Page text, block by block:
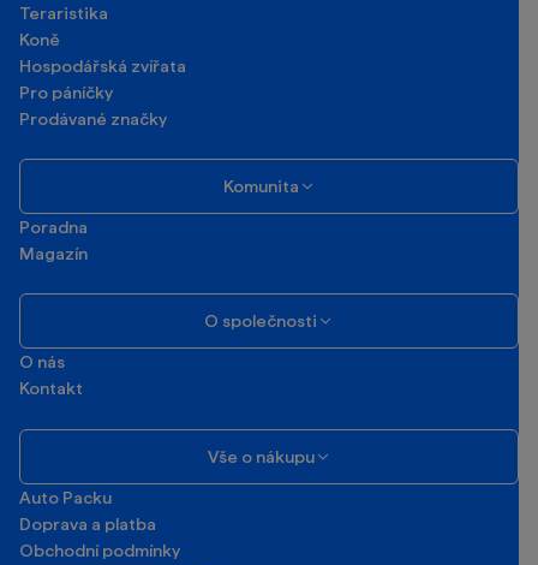
Teraristika
Koně
Hospodářská zvířata
Pro páníčky
Prodávané značky
Komunita
Poradna
Magazín
O společnosti
O nás
Kontakt
Vše o nákupu
Auto Packu
Doprava a platba
Obchodní podmínky